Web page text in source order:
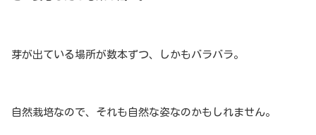
芽が出ている場所が数本ずつ、しかもバラバラ。
自然栽培なので、それも自然な姿なのかもしれません。